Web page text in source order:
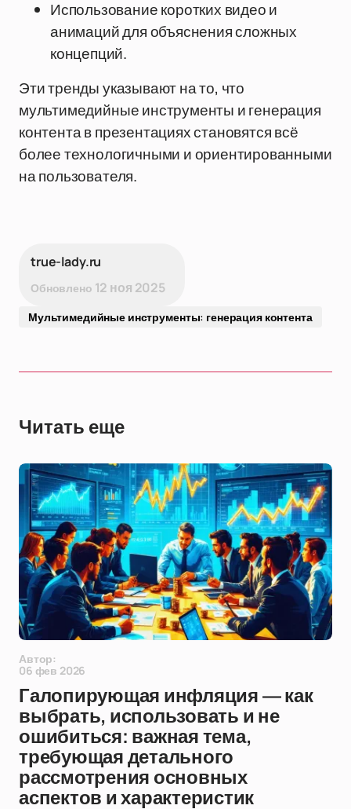
Использование коротких видео и
анимаций для объяснения сложных
концепций.
Эти тренды указывают на то, что
мультимедийные инструменты и генерация
контента в презентациях становятся всё
более технологичными и ориентированными
на пользователя.
true-lady.ru
Обновлено 12 ноя 2025
Мультимедийные инструменты: генерация контента
Читать еще
Автор:
06 фев 2026
Галопирующая инфляция — как
выбрать, использовать и не
ошибиться: важная тема,
требующая детального
рассмотрения основных
аспектов и характеристик